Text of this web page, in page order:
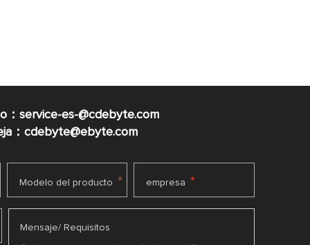
：service-es-@cdebyte.com
：cdebyte@ebyte.com
Modelo del producto * empresa *
Mensaje/ Requisitos